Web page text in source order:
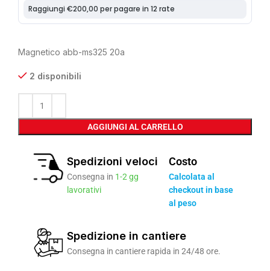
Magnetico abb-ms325 20a
2 disponibili
AGGIUNGI AL CARRELLO
Spedizioni veloci
Consegna in 1-2 gg
lavorativi
Costo
Calcolata al
checkout in base
al peso
Spedizione in cantiere
Consegna in cantiere rapida in 24/48 ore.